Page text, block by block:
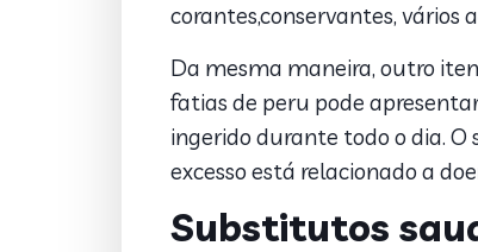
corantes,conservantes,
Da mesma maneira, outro
fatias de peru pode
ingerido durante todo o dia.
excesso está relacionado a
Substitutos